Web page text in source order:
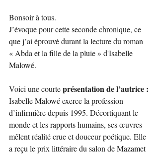
Bonsoir à tous.
J’évoque pour cette seconde chronique, ce
que j’ai éprouvé durant la lecture du roman
« Abda et la fille de la pluie » d'Isabelle
Malowé.
Voici une courte présentation de l’autrice :
Isabelle Malowé exerce la profession
d’infirmière depuis 1995. Décortiquant le
monde et les rapports humains, ses œuvres
mêlent réalité crue et douceur poétique. Elle
a reçu le prix littéraire du salon de Mazamet